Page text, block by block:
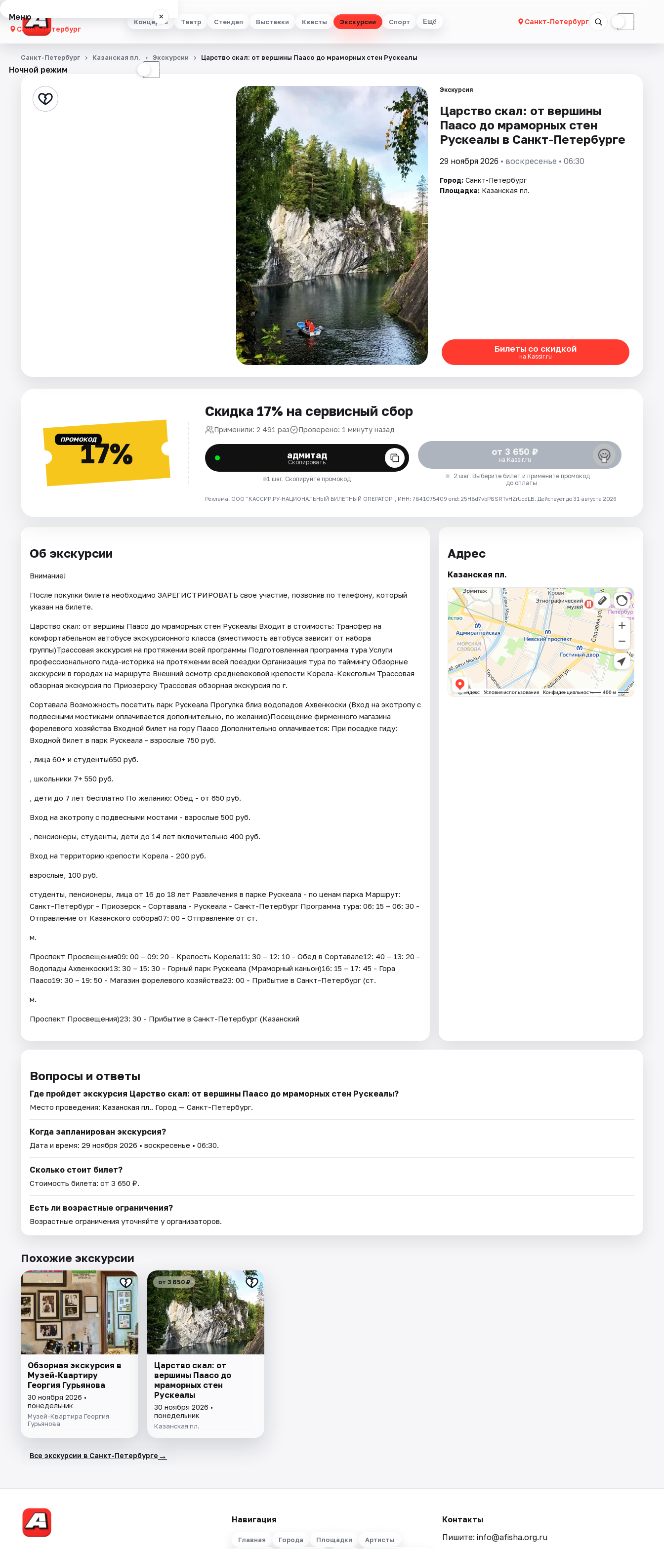
Концерты Театр Стендап Выставки Квесты Экскурсии Спорт Ещё Санкт-Петербург ☾
Меню ×
Санкт-Петербург
Концерты
Стендап
Ночной режим ☾
Санкт-Петербург Казанская пл. Экскурсии Царство скал: от вершины Паасо до мраморных стен Рускеалы
Экскурсия
Царство скал: от вершины
Паасо до мраморных стен
Рускеалы в Санкт-Петербурге
29 ноября 2026 • воскресенье • 06:30
Город: Санкт-Петербург
Площадка: Казанская пл.
Билеты со скидкой
на Kassir.ru
ПРОМОКОД17%
Скидка 17% на сервисный сбор
Применили: 2 491 раз Проверено: 1 минуту назад
адмитад
Скопировать
1 шаг. Скопируйте промокод
от 3 650 ₽
на Kassir.ru
2 шаг. Выберите билет и примените промокод
до оплаты
Реклама. ООО "КАССИР.РУ-НАЦИОНАЛЬНЫЙ БИЛЕТНЫЙ ОПЕРАТОР", ИНН: 7841075409 erid: 25H8d7vbP8SRTvHZrUcdLB. Действует до 31 августа 2026
Об экскурсии
Внимание!
После покупки билета необходимо ЗАРЕГИСТРИРОВАТЬ свое участие, позвонив по телефону, который
указан на билете.
Царство скал: от вершины Паасо до мраморных стен Рускеалы Входит в стоимость: Трансфер на
комфортабельном автобусе экскурсионного класса (вместимость автобуса зависит от набора
группы)Трассовая экскурсия на протяжении всей программы Подготовленная программа тура Услуги
профессионального гида-историка на протяжении всей поездки Организация тура по таймингу Обзорные
экскурсии в городах на маршруте Внешний осмотр средневековой крепости Корела-Кексгольм Трассовая
обзорная экскурсия по Приозерску Трассовая обзорная экскурсия по г.
Сортавала Возможность посетить парк Рускеала Прогулка близ водопадов Ахвенкоски (Вход на экотропу с
подвесными мостиками оплачивается дополнительно, по желанию)Посещение фирменного магазина
форелевого хозяйства Входной билет на гору Паасо Дополнительно оплачивается: При посадке гиду:
Входной билет в парк Рускеала - взрослые 750 руб.
, лица 60+ и студенты650 руб.
, школьники 7+ 550 руб.
, дети до 7 лет бесплатно По желанию: Обед - от 650 руб.
Вход на экотропу с подвесными мостами - взрослые 500 руб.
, пенсионеры, студенты, дети до 14 лет включительно 400 руб.
Вход на территорию крепости Корела - 200 руб.
взрослые, 100 руб.
студенты, пенсионеры, лица от 16 до 18 лет Развлечения в парке Рускеала - по ценам парка Маршрут:
Санкт-Петербург - Приозерск - Сортавала - Рускеала - Санкт-Петербург Программа тура: 06: 15 – 06: 30 -
Отправление от Казанского собора07: 00 - Отправление от ст.
м.
Проспект Просвещения09: 00 – 09: 20 - Крепость Корела11: 30 – 12: 10 - Обед в Сортавале12: 40 – 13: 20 -
Водопады Ахвенкоски13: 30 – 15: 30 - Горный парк Рускеала (Мраморный каньон)16: 15 – 17: 45 - Гора
Паасо19: 30 – 19: 50 - Магазин форелевого хозяйства23: 00 - Прибытие в Санкт-Петербург (ст.
м.
Проспект Просвещения)23: 30 - Прибытие в Санкт-Петербург (Казанский
Адрес
Казанская пл.
Вопросы и ответы
Где пройдет экскурсия Царство скал: от вершины Паасо до мраморных стен Рускеалы?
Место проведения: Казанская пл.. Город — Санкт-Петербург.
Когда запланирован экскурсия?
Дата и время: 29 ноября 2026 • воскресенье • 06:30.
Сколько стоит билет?
Стоимость билета: от 3 650 ₽.
Есть ли возрастные ограничения?
Возрастные ограничения уточняйте у организаторов.
Похожие экскурсии
Обзорная экскурсия в
Музей-Квартиру
Георгия Гурьянова
30 ноября 2026 •
понедельник
Музей-Квартира Георгия
Гурьянова
от 3 650 ₽
Царство скал: от
вершины Паасо до
мраморных стен
Рускеалы
30 ноября 2026 •
понедельник
Казанская пл.
Все экскурсии в Санкт-Петербурге →
Навигация
Главная Города Площадки Артисты
Контакты
Пишите: info@afisha.org.ru